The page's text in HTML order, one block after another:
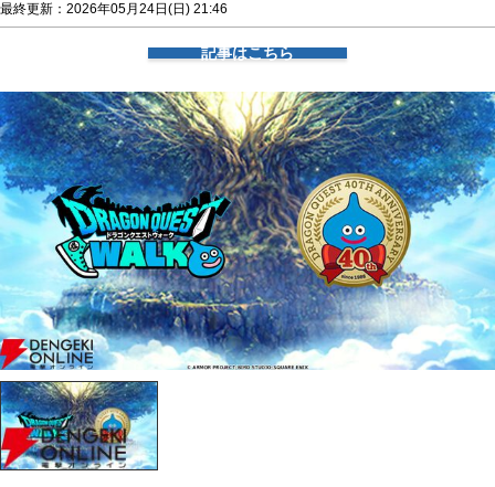
最終更新：2026年05月24日(日) 21:46
記事はこちら